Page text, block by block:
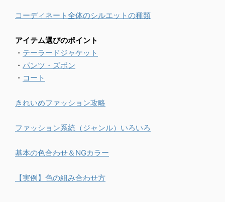
コーディネート全体のシルエットの種類
アイテム選びのポイント
・ テーラードジャケット
・ パンツ・ズボン
・ コート
きれいめファッション攻略
ファッション系統（ジャンル）いろいろ
基本の色合わせ＆NGカラー
【実例】色の組み合わせ方